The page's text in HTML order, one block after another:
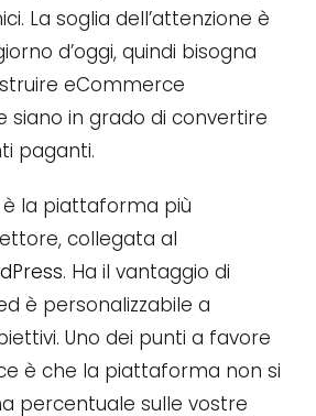
La soglia dell’attenzione è
d’oggi, quindi bisogna
eCommerce
siano in grado di convertire
paganti.
la piattaforma più
collegata al
. Ha il vantaggio di
è personalizzabile a
Uno dei punti a favore
è che la piattaforma non si
percentuale sulle vostre